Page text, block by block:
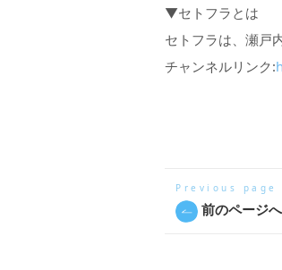
▼セトフラとは
セトフラは、瀬戸
チャンネルリンク:
Previous page
前のページへ